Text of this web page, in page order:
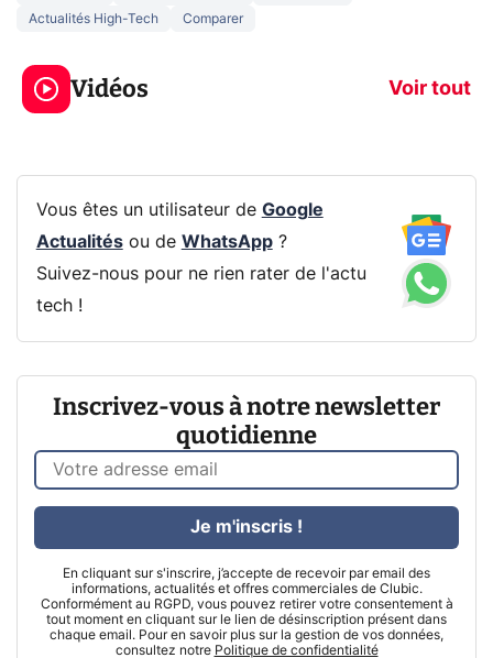
Actualités High-Tech Comparer
Vidéos Voir tout
3 écrans en 1 pour
319€ ? Voici L'AOC
CQ32G4ZA !
prochaine
Vous êtes un utilisateur de Google
Actualitésou de WhatsApp?
Suivez-nous pour ne rien rater de l'actu
tech !
Inscrivez-vous à notre newsletter
quotidienne
En cliquant sur s'inscrire, j’accepte de recevoir par email des
informations, actualités et offres commerciales de Clubic.
Conformément au RGPD, vous pouvez retirer votre consentement à
tout moment en cliquant sur le lien de désinscription présent dans
chaque email. Pour en savoir plus sur la gestion de vos données,
consultez notre Politique de confidentialité
Je m'inscris !